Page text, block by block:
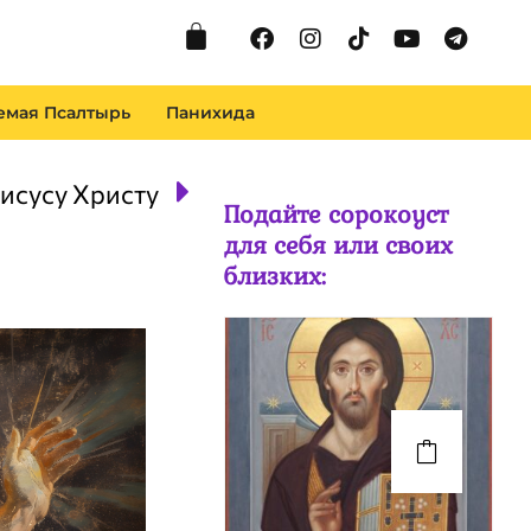
Cart FacebookInstagram
TiktokYoutube
Псалтырь Панихида
Христу NextПодайте сорокоуст
для себя или своих
близких: